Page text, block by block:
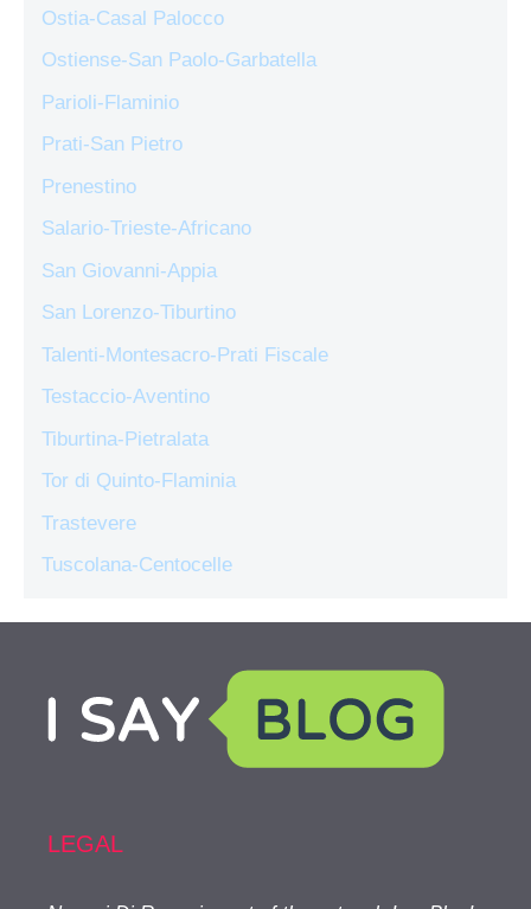
Ostia-Casal Palocco
Ostiense-San Paolo-Garbatella
Parioli-Flaminio
Prati-San Pietro
Prenestino
Salario-Trieste-Africano
San Giovanni-Appia
San Lorenzo-Tiburtino
Talenti-Montesacro-Prati Fiscale
Testaccio-Aventino
Tiburtina-Pietralata
Tor di Quinto-Flaminia
Trastevere
Tuscolana-Centocelle
LEGAL